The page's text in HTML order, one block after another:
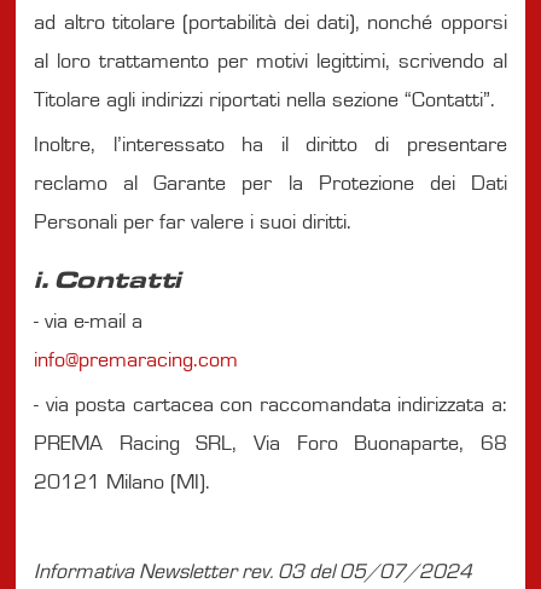
ad altro titolare (portabilità dei dati), nonché opporsi
al loro trattamento per motivi legittimi, scrivendo al
Titolare agli indirizzi riportati nella sezione “Contatti”.
Inoltre, l’interessato ha il diritto di presentare
reclamo al Garante per la Protezione dei Dati
Personali per far valere i suoi diritti.
i. Contatti
- via e-mail a
info@premaracing.com
- via posta cartacea con raccomandata indirizzata a:
PREMA Racing SRL, Via Foro Buonaparte, 68
20121 Milano (MI).
Informativa Newsletter rev. 03 del 05/07/2024